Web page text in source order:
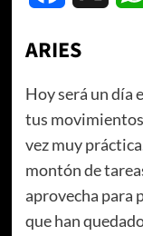
ARIES
Hoy será un día
tus movimientos
vez muy
montón de
aprovecha para
que han